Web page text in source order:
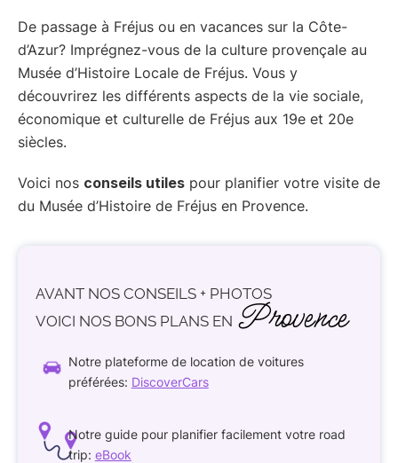
De passage à Fréjus ou en vacances sur la Côte-
d’Azur? Imprégnez-vous de la culture provençale au
Musée d’Histoire Locale de Fréjus. Vous y
découvrirez les différents aspects de la vie sociale,
économique et culturelle de Fréjus aux 19e et 20e
siècles.
Voici nos conseils utiles pour planifier votre visite de
du Musée d’Histoire de Fréjus en Provence.
AVANT NOS CONSEILS + PHOTOS
VOICI NOS BONS PLANS EN Provence
Notre plateforme de location de voitures
préférées: DiscoverCars
Notre guide pour planifier facilement votre road
trip: eBook